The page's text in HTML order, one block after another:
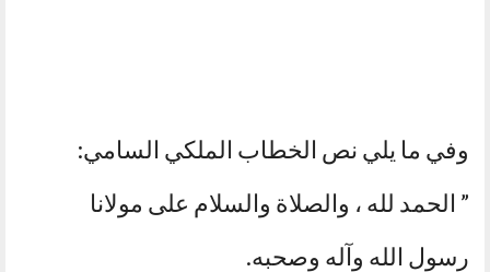
وفي ما يلي نص الخطاب الملكي السامي:
” الحمد لله ، والصلاة والسلام على مولانا
رسول الله وآله وصحبه.